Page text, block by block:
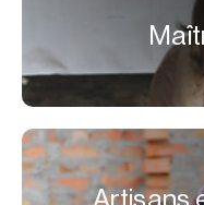
Artisans